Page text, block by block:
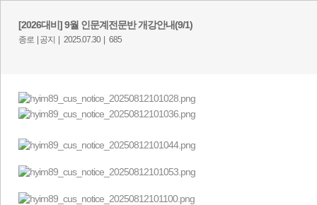
[2026대비] 9월 인문계전문반 개강안내(9/1)
종로 | 공지 | 2025.07.30 | 685